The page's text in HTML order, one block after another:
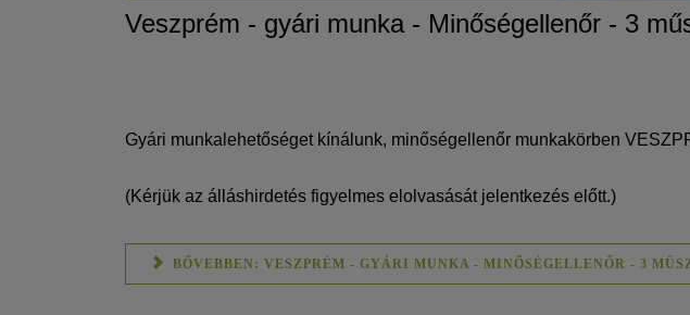
Veszprém - gyári munka - Minőségellenőr - 3
Gyári munkalehetőséget kínálunk, minőségellenőr munkakörben
(Kérjük az álláshirdetés figyelmes elolvasását jelentkezés előtt.)
BŐVEBBEN: VESZPRÉM - GYÁRI MUNKA - MINŐSÉGELLENŐR - 3